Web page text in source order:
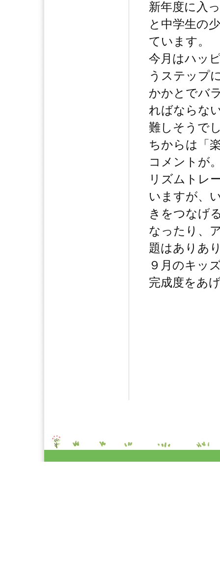
新年度に入
と中学生の
ています。
今月はハッ
うステップ
かかとでバ
ればならな
難しそうで
ちからは「
コメントが
リズムトレ
いますが、
きをつなげ
なったり、
題はありあ
９月のキッ
完成度をあ